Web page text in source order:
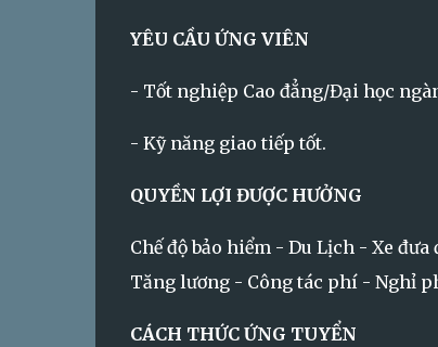
YÊU CẦU ỨNG VIÊN
- Tốt nghiệp Cao đẳng/Đại học
- Kỹ năng giao tiếp tốt.
QUYỀN LỢI ĐƯỢC HƯỞNG
Chế độ bảo hiểm - Du Lịch - Xe
Tăng lương - Công tác phí - Nghỉ
CÁCH THỨC ỨNG TUYỂN